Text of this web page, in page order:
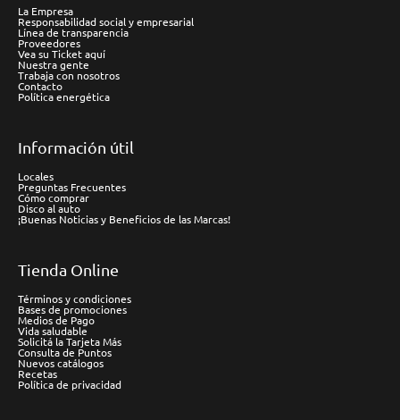
La Empresa
Responsabilidad social y empresarial
Línea de transparencia
Proveedores
Vea su Ticket aquí
Nuestra gente
Trabaja con nosotros
Contacto
Política energética
Información útil
Locales
Preguntas Frecuentes
Cómo comprar
Disco al auto
¡Buenas Noticias y Beneficios de las Marcas!
Tienda Online
Términos y condiciones
Bases de promociones
Medios de Pago
Vida saludable
Solicitá la Tarjeta Más
Consulta de Puntos
Nuevos catálogos
Recetas
Política de privacidad